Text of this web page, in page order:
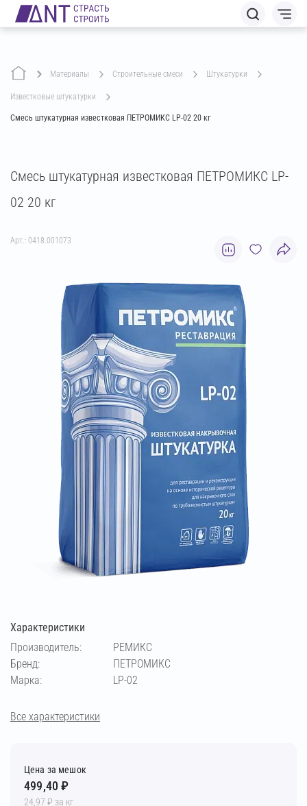
Материалы строительные смеси штукатурки
известковые штукатурки
Смесь штукатурная известковая ПЕТРОМИКС LP-02 20 кг
Смесь штукатурная известковая ПЕТРОМИКС LP-
02 20 кг
Арт.: 0418.001073
Характеристики
Производитель:
РЕМИКС
Бренд:
ПЕТРОМИКС
Марка:
LP-02
Все характеристики
Цена за мешок
499,40 ₽
24,97 ₽ за кг